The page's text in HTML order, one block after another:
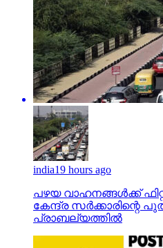
india19 hours ago
പഴയ വാഹനങ്ങള്‍ക്ക്
കേന്ദ്ര സര്‍ക്കാരിന്റെ
പ്രാബല്യത്തില്‍